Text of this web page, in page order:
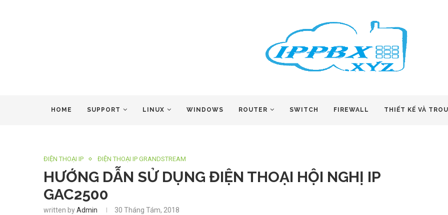
HOME SUPPORT LINUX WINDOWS ROUTER SWITCH FIREWALL THIẾT KẾ VÀ
ĐIỆN THOẠI IP ĐIỆN THOẠI IP GRANDSTREAM
HƯỚNG DẪN SỬ DỤNG ĐIỆN THOẠI HỘI NGHỊ IP
GAC2500
written byAdmin 30 Tháng Tám, 2018